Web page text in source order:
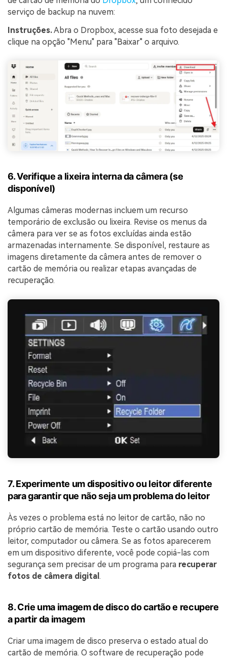
serviço de backup na nuvem:
Instruções.Abra o Dropbox, acesse sua foto desejada e
clique na opção "Menu" para "Baixar" o arquivo.
6. Verifique a lixeira interna da câmera (se
disponível)
Algumas câmeras modernas incluem um recurso
temporário de exclusão ou lixeira. Revise os menus da
câmera para ver se as fotos excluídas ainda estão
armazenadas internamente. Se disponível, restaure as
imagens diretamente da câmera antes de remover o
cartão de memória ou realizar etapas avançadas de
recuperação.
7. Experimente um dispositivo ou leitor diferente
para garantir que não seja um problema do leitor
Às vezes o problema está no leitor de cartão, não no
próprio cartão de memória. Teste o cartão usando outro
leitor, computador ou câmera. Se as fotos aparecerem
em um dispositivo diferente, você pode copiá-las com
segurança sem precisar de um programa para recuperar
fotos de câmera digital .
8. Crie uma imagem de disco do cartão e recupere
a partir da imagem
Criar uma imagem de disco preserva o estado atual do
cartão de memória. O software de recuperação pode